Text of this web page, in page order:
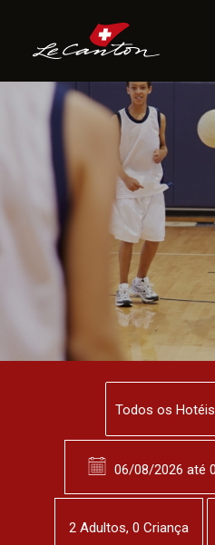
Bola e/
2 Adultos, 0 Criança